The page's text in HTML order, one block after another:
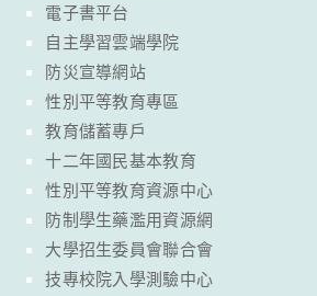
電子書平台
自主學習雲端學院
防災宣導網站
性別平等教育專區
教育儲蓄專戶
十二年國民基本教育
性別平等教育資源中心
防制學生藥濫用資源網
大學招生委員會聯合會
技專校院入學測驗中心